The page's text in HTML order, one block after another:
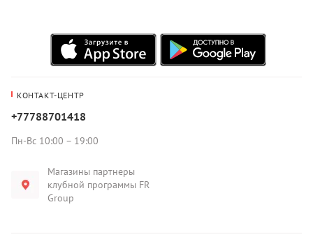
КОНТАКТ-ЦЕНТР
+77788701418
Пн-Вс 10:00 – 19:00
Магазины партнеры
клубной программы FR
Group